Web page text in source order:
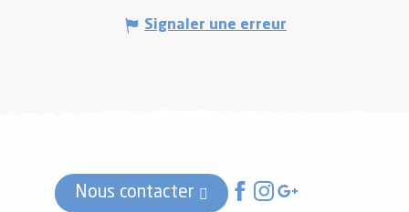
Signaler une erreur
Nous contacter